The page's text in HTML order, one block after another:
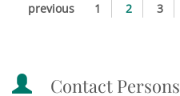
previous 1 2 3
Contact Persons